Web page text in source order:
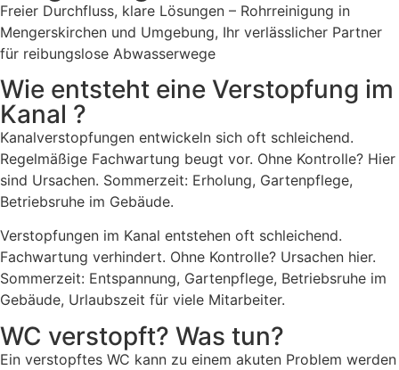
Freier Durchfluss, klare Lösungen – Rohrreinigung in
Mengerskirchen und Umgebung, Ihr verlässlicher Partner
für reibungslose Abwasserwege
Wie entsteht eine Verstopfung im
Kanal ?
Kanalverstopfungen entwickeln sich oft schleichend.
Regelmäßige Fachwartung beugt vor. Ohne Kontrolle? Hier
sind Ursachen. Sommerzeit: Erholung, Gartenpflege,
Betriebsruhe im Gebäude.
Verstopfungen im Kanal entstehen oft schleichend.
Fachwartung verhindert. Ohne Kontrolle? Ursachen hier.
Sommerzeit: Entspannung, Gartenpflege, Betriebsruhe im
Gebäude, Urlaubszeit für viele Mitarbeiter.
WC verstopft? Was tun?
Ein verstopftes WC kann zu einem akuten Problem werden